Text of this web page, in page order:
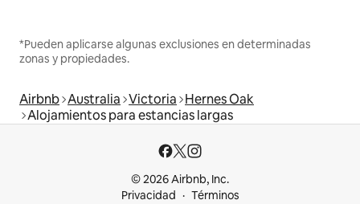
*Pueden aplicarse algunas exclusiones en determinadas
zonas y propiedades.
Airbnb Australia Victoria Hernes Oak
Alojamientos para estancias largas
© 2026 Airbnb, Inc.
Privacidad
Términos